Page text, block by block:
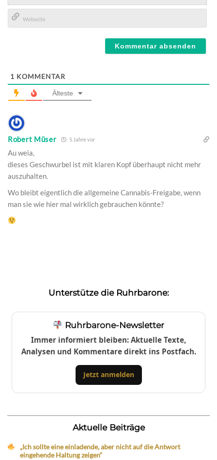
E-
Mail*
1 KOMMENTAR
Älteste
Robert Müser 5 Jahre vor
Au weia,
dieses Geschwurbel ist mit klaren Kopf überhaupt nicht mehr
auszuhalten.
Wo bleibt eigentlich die allgemeine Cannabis-Freigabe, wenn
man sie wie hier mal wirklich gebrauchen könnte?
Unterstütze die Ruhrbarone:
Ruhrbarone-Newsletter
Immer informiert bleiben: Aktuelle Texte,
Analysen und Kommentare direkt ins Postfach.
Jetzt anmelden
Aktuelle Beiträge
„Ich sollte eine einladende, aber nicht auf die Antwort
eingehende Haltung zeigen“